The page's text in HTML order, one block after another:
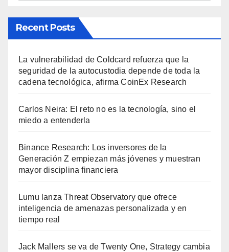
Recent Posts
La vulnerabilidad de Coldcard refuerza que la
seguridad de la autocustodia depende de toda la
cadena tecnológica, afirma CoinEx Research
Carlos Neira: El reto no es la tecnología, sino el
miedo a entenderla
Binance Research: Los inversores de la
Generación Z empiezan más jóvenes y muestran
mayor disciplina financiera
Lumu lanza Threat Observatory que ofrece
inteligencia de amenazas personalizada y en
tiempo real
Jack Mallers se va de Twenty One, Strategy cambia